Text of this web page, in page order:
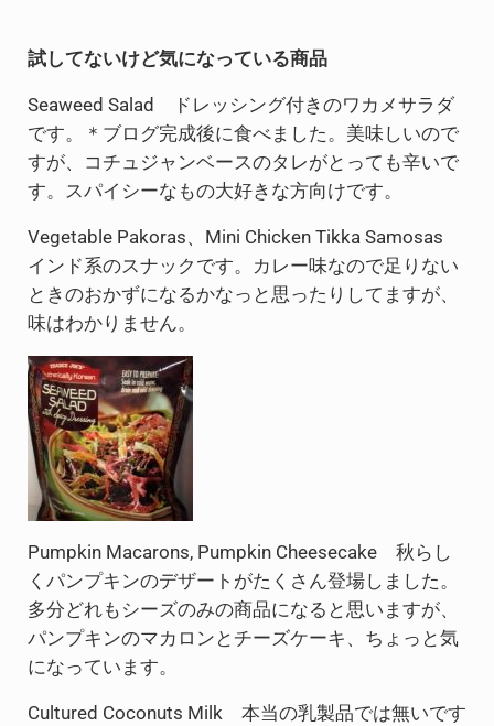
試してないけど気になっている商品
Seaweed Salad ドレッシング付きのワカメサラダ
です。＊ブログ完成後に食べました。美味しいので
すが、コチュジャンベースのタレがとっても辛いで
す。スパイシーなもの大好きな方向けです。
Vegetable Pakoras、Mini Chicken Tikka Samosas
インド系のスナックです。カレー味なので足りない
ときのおかずになるかなっと思ったりしてますが、
味はわかりません。
Pumpkin Macarons, Pumpkin Cheesecake 秋らし
くパンプキンのデザートがたくさん登場しました。
多分どれもシーズのみの商品になると思いますが、
パンプキンのマカロンとチーズケーキ、ちょっと気
になっています。
Cultured Coconuts Milk 本当の乳製品では無いです